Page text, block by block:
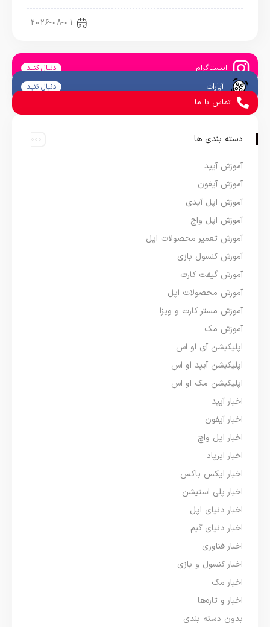
2026-08-01
اینستاگرام دنبال کنید
آپارات دنبال کنید
تماس با ما
دسته بندی ها
آموزش آیپد
آموزش آیفون
آموزش اپل آیدی
آموزش اپل واچ
آموزش تعمیر محصولات اپل
آموزش کنسول بازی
آموزش گیفت کارت
آموزش محصولات اپل
آموزش مستر کارت و ویزا
آموزش مک
اپلیکیشن آی او اس
اپلیکیشن آیپد او اس
اپلیکیشن مک او اس
اخبار آیپد
اخبار آیفون
اخبار اپل واچ
اخبار ایرپاد
اخبار ایکس باکس
اخبار پلی استیشن
اخبار دنیای اپل
اخبار دنیای گیم
اخبار فناوری
اخبار کنسول و بازی
اخبار مک
اخبار و تازه‌ها
بدون دسته بندی